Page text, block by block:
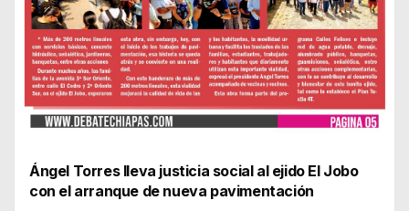
Ángel Torres lleva justicia social al ejido El Jobo
con el arranque de nueva pavimentación